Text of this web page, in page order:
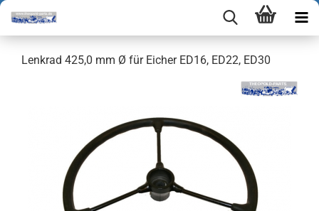
Lenkrad 425,0 mm Ø für Eicher ED16, ED22, ED30